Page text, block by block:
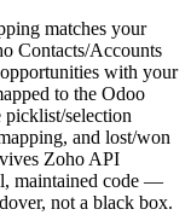
matches your
Contacts/Accounts
opportunities with your
to the Odoo
selection
and lost/won
Zoho API
maintained code —
not a black box.